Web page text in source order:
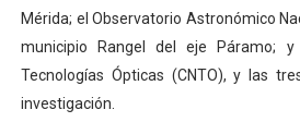
Mérida; el Observatorio Astronómico
municipio Rangel del eje Páramo;
Tecnologías Ópticas (CNTO), y las
investigación.